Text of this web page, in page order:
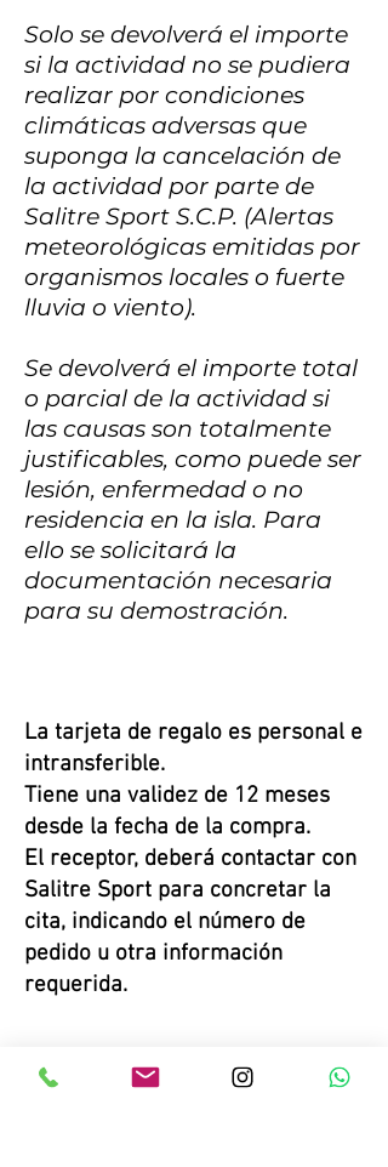
Solo se devolverá el importe
si la actividad no se pudiera
realizar por condiciones
climáticas adversas que
suponga la cancelación de
la actividad por parte de
Salitre Sport S.C.P. (Alertas
meteorológicas emitidas por
organismos locales o fuerte
lluvia o viento).
Se devolverá el importe total
o parcial de la actividad si
las causas son totalmente
justificables, como puede ser
lesión, enfermedad o no
residencia en la isla. Para
ello se solicitará la
documentación necesaria
para su demostración.
La tarjeta de regalo es personal e
intransferible.​
Tiene una validez de 12 meses
desde la fecha de la compra.
El receptor, deberá contactar con
Salitre Sport para concretar la
cita, indicando el número de
pedido u otra información
requerida.